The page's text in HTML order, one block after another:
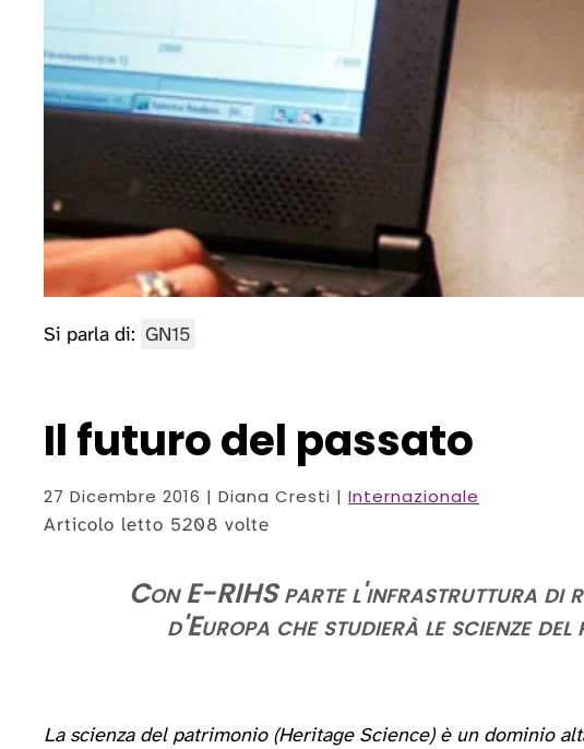
Si parla di: GN15
Il futuro del passato
27 Dicembre 2016 | Diana Cresti | Internazionale
Articolo letto 5208 volte
Con E-RIHS parte l'infrastruttura di
d'Europa che studierà le scienze
La scienza del patrimonio (Heritage Science) è un dominio